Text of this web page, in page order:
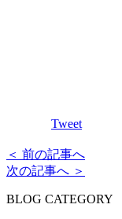
Tweet
＜ 前の記事へ
次の記事へ ＞
BLOG CATEGORY